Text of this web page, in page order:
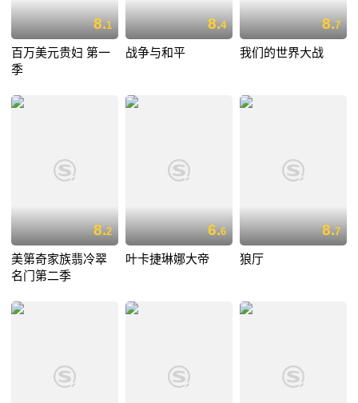
8.1
百万美元贵妇 第一
季
8.4
战争与和平
8.7
我们的世界大战
8.2
美第奇家族翡冷翠
名门第二季
6.6
叶卡捷琳娜大帝
8.7
狼厅